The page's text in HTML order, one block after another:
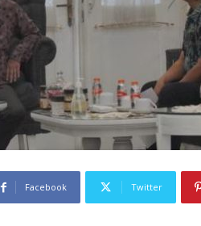
Facebook Twitter